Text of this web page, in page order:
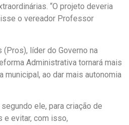
“O projeto deveria
o vereador Professor
líder do Governo na
Administrativa tornará mais
municipal, ao dar mais autonomia
ele, para criação de
e evitar, com isso,